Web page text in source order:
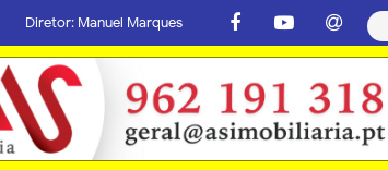
Diretor: Manuel Marques